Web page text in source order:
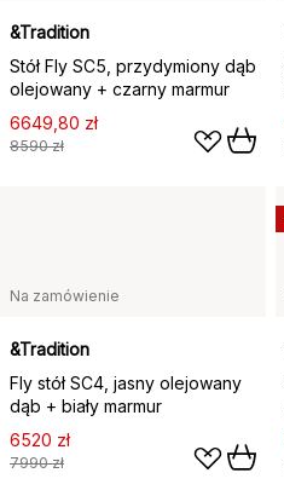
&Tradition
Stół Fly SC5, przydymiony dąb
olejowany + czarny marmur
6649,80 zł
8590 zł
Na zamówienie
&Tradition
Fly stół SC4, jasny olejowany
dąb + biały marmur
6520 zł
7990 zł